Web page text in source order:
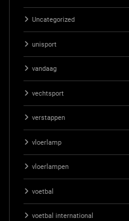
Uncategorized
unisport
vandaag
vechtsport
verstappen
vloerlamp
vloerlampen
voetbal
voetbal international